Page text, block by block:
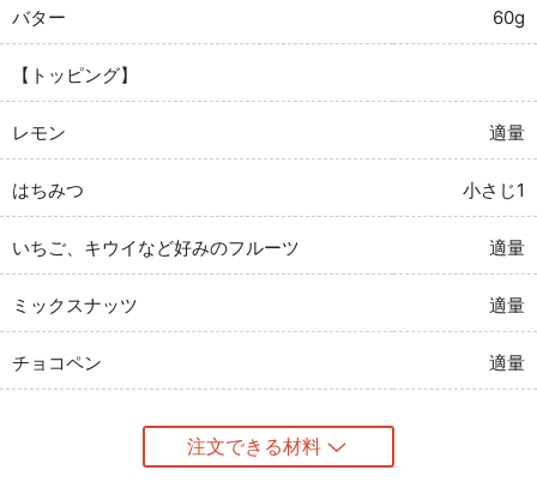
バター 60g
【トッピング】
レモン 適量
はちみつ 小さじ1
いちご、キウイなど好みのフルーツ 適量
ミックスナッツ 適量
チョコペン 適量
注文できる材料